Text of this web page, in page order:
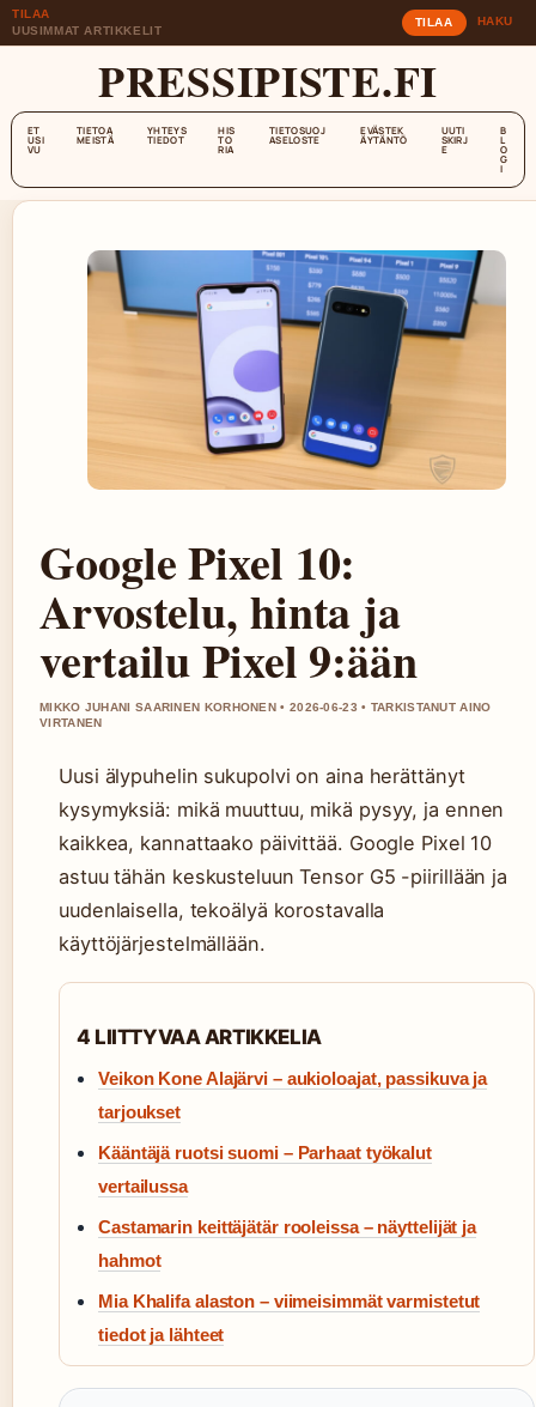
TILAA
UUSIMMAT ARTIKKELIT
TILAA HAKU
PRESSIPISTE.FI
ET
USI
VU
TIETOA
MEISTÄ
YHTEYS
TIEDOT
HIS
TO
RIA
TIETOSUOJ
ASELOSTE
EVÄSTEK
ÄYTÄNTÖ
UUTI
SKIRJ
E
B
L
O
G
I
Google Pixel 10:
Arvostelu, hinta ja
vertailu Pixel 9:ään
MIKKO JUHANI SAARINEN KORHONEN • 2026-06-23 • TARKISTANUT AINO
VIRTANEN
Uusi älypuhelin sukupolvi on aina herättänyt
kysymyksiä: mikä muuttuu, mikä pysyy, ja ennen
kaikkea, kannattaako päivittää. Google Pixel 10
astuu tähän keskusteluun Tensor G5 -piirillään ja
uudenlaisella, tekoälyä korostavalla
käyttöjärjestelmällään.
4 LIITTYVAA ARTIKKELIA
Veikon Kone Alajärvi – aukioloajat, passikuva ja
tarjoukset
Kääntäjä ruotsi suomi – Parhaat työkalut
vertailussa
Castamarin keittäjätär rooleissa – näyttelijät ja
hahmot
Mia Khalifa alaston – viimeisimmät varmistetut
tiedot ja lähteet